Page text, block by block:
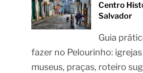
Centro
Salvador
Guia
fazer no Pelourinho:
museus, praças, roteiro